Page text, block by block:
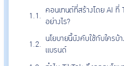
คอนเทนต์ที่สร้างโดย AI
อย่างไร?
นโยบายนี้บังคับใช้กับใครบ้
แบรนด์